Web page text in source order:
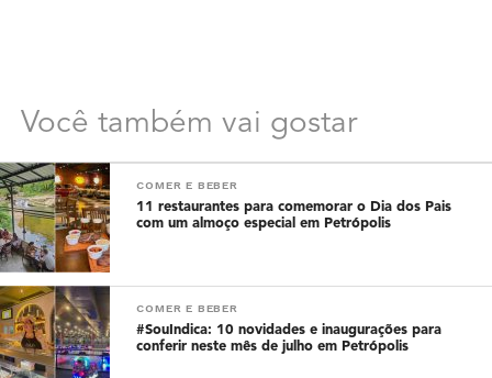
Você também vai gostar
COMER E BEBER
11 restaurantes para comemorar o Dia dos Pais
com um almoço especial em Petrópolis
COMER E BEBER
#SouIndica: 10 novidades e inaugurações para
conferir neste mês de julho em Petrópolis